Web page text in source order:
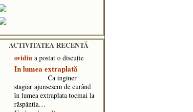
ACTIVITATEA RECENTĂ
ovidiu a postat o discuţie
In lumea extraplată
Ca inginer
stagiar ajunsesem de curând
în lumea extraplata tocmai la
răspântia…